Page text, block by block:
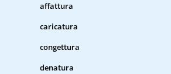
affattura
caricatura
congettura
denatura